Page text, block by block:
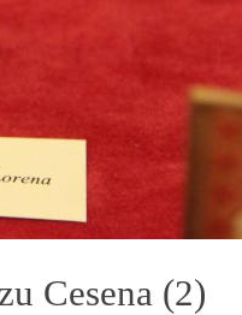
Cesena (2)